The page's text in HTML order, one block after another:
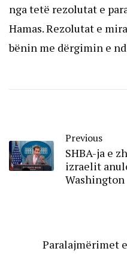
nga tetë rezolutat e
Hamas. Rezolutat e
bënin me dërgimin e
Previous
SHBA-ja e
izraelit
Washington
Paralajmërimet